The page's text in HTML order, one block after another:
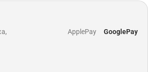
ApplePay GooglePay